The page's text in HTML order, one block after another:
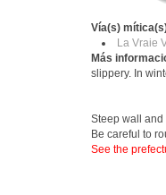
Vía(s)
La Vraie
Más
slippery. In
Steep wall and
Be careful to
See the